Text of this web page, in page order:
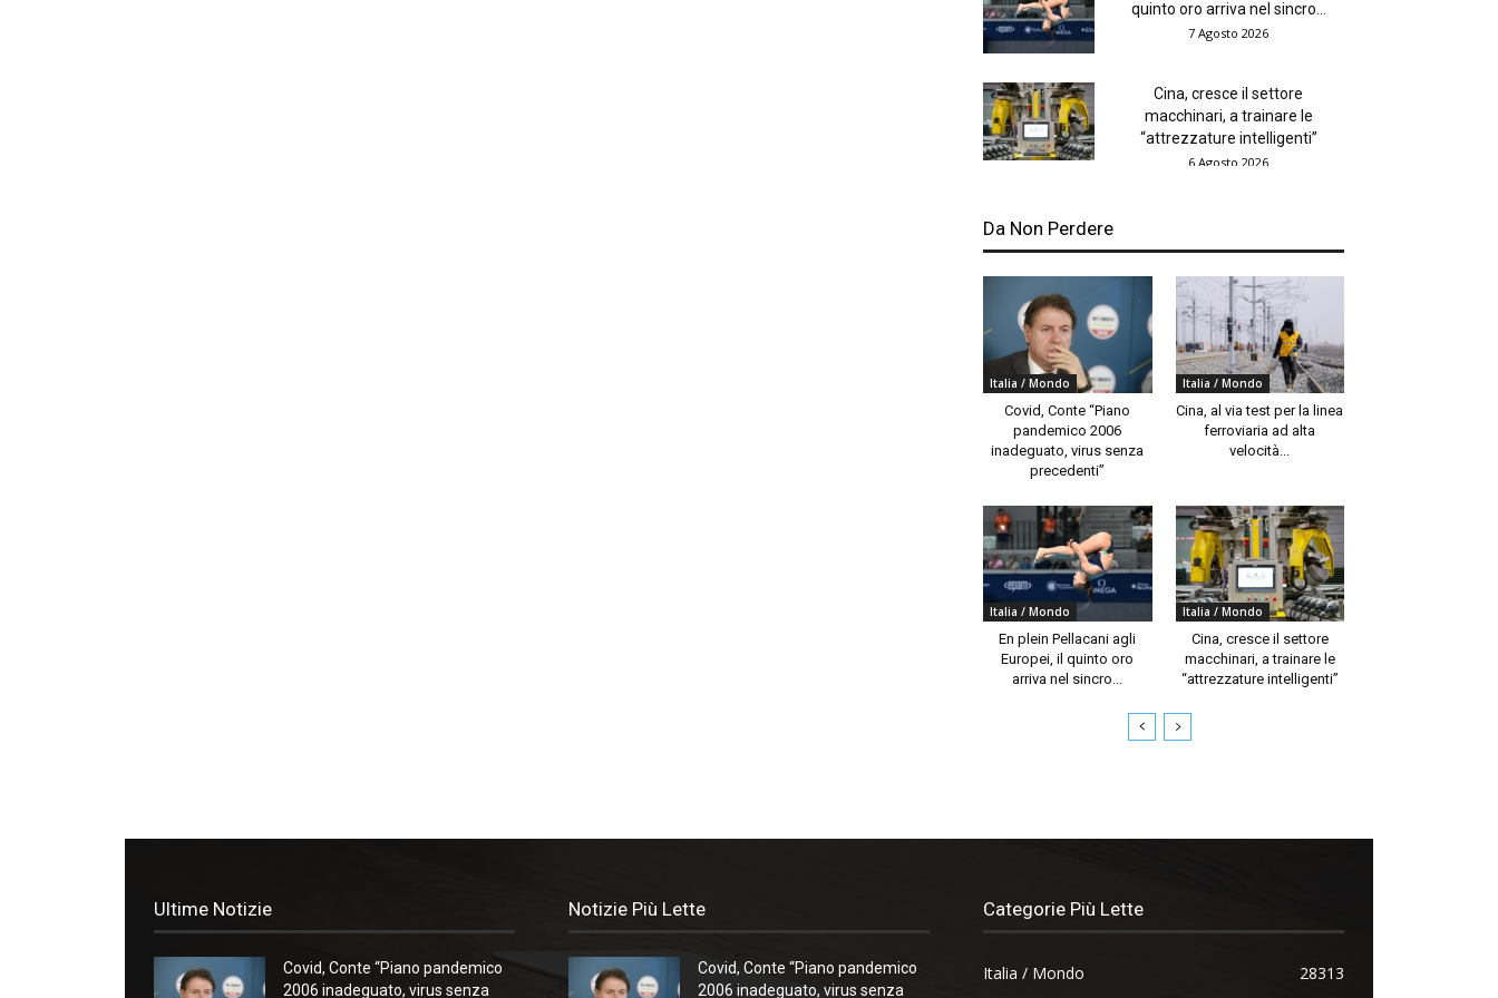
quinto oro arriva nel sincro...
7 Agosto 2026
Cina, cresce il settore
macchinari, a trainare le
“attrezzature intelligenti”
6 Agosto 2026
Da Non Perdere
Italia / Mondo
Covid, Conte “Piano
pandemico 2006
inadeguato, virus senza
precedenti”
Italia / Mondo
Cina, al via test per la linea
ferroviaria ad alta
velocità...
Italia / Mondo
En plein Pellacani agli
Europei, il quinto oro
arriva nel sincro...
Italia / Mondo
Cina, cresce il settore
macchinari, a trainare le
“attrezzature intelligenti”
Ultime Notizie
Covid, Conte “Piano pandemico
2006 inadeguato, virus senza
Notizie Più Lette
Covid, Conte “Piano pandemico
2006 inadeguato, virus senza
Categorie Più Lette
Italia / Mondo
28313